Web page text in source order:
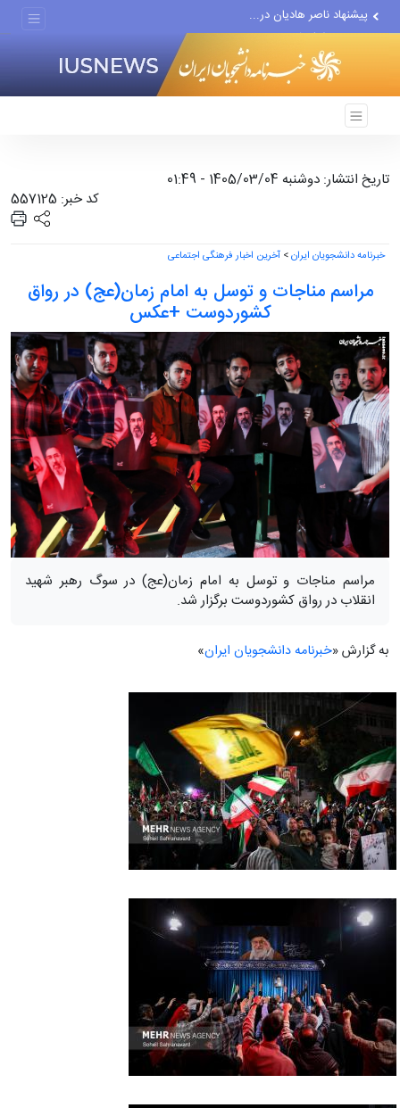
معامله با گرگِ آمریکایی،...
اقتصاددان معروف آمریکایی:...
انتشار اخبار جعلی توسط...
تاریخ انتشار: دوشنبه 1405/03/04 - 01:49
کد خبر: 557125
خبرنامه دانشجویان ایران> آخرین اخبار فرهنگی اجتماعی
مراسم مناجات و توسل به امام زمان(عج) در رواق
کشوردوست +عکس
مراسم مناجات و توسل به امام زمان(عج) در سوگ رهبر شهید
انقلاب در رواق کشوردوست برگزار شد.
به گزارش «خبرنامه دانشجویان ایران»